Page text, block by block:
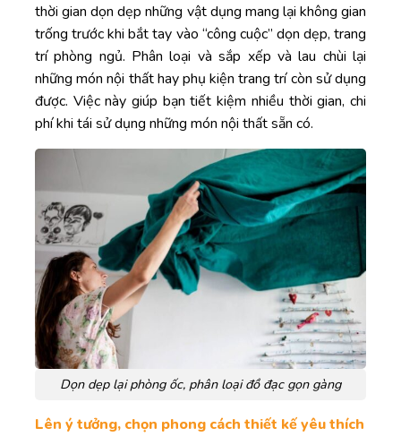
thời gian dọn dẹp những vật dụng mang lại không gian
trống trước khi bắt tay vào “công cuộc” dọn dẹp, trang
trí phòng ngủ. Phân loại và sắp xếp và lau chùi lại
những món nội thất hay phụ kiện trang trí còn sử dụng
được. Việc này giúp bạn tiết kiệm nhiều thời gian, chi
phí khi tái sử dụng những món nội thất sẵn có.
Dọn dẹp lại phòng ốc, phân loại đồ đạc gọn gàng
Lên ý tưởng, chọn phong cách thiết kế yêu thích